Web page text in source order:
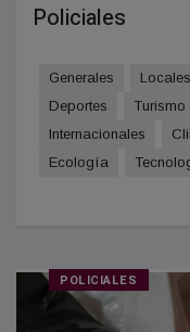
Policiales
Generales Locales
Deportes
Turismo
Internacionales
Ecología
POLICIALES